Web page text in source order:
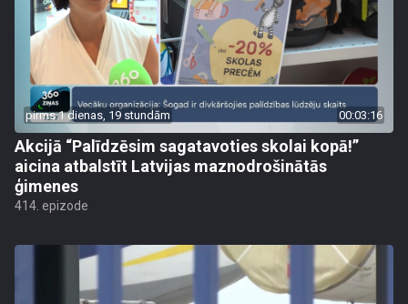
pirms 1 dienas, 19 stundām 00:03:16
Akcijā “Palīdzēsim sagatavoties skolai kopā!”
aicina atbalstīt Latvijas maznodrošinātās
ģimenes
414. epizode